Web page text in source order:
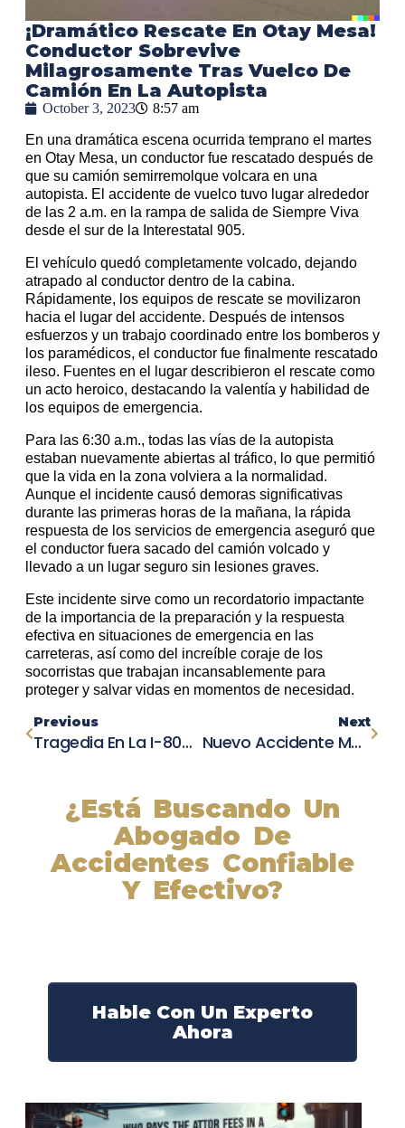
¡Dramático Rescate En Otay Mesa!
Conductor Sobrevive
Milagrosamente Tras Vuelco De
Camión En La Autopista
October 3, 2023 8:57 am
En una dramática escena ocurrida temprano el martes
en Otay Mesa, un conductor fue rescatado después de
que su camión semirremolque volcara en una
autopista. El accidente de vuelco tuvo lugar alrededor
de las 2 a.m. en la rampa de salida de Siempre Viva
desde el sur de la Interestatal 905.
El vehículo quedó completamente volcado, dejando
atrapado al conductor dentro de la cabina.
Rápidamente, los equipos de rescate se movilizaron
hacia el lugar del accidente. Después de intensos
esfuerzos y un trabajo coordinado entre los bomberos y
los paramédicos, el conductor fue finalmente rescatado
ileso. Fuentes en el lugar describieron el rescate como
un acto heroico, destacando la valentía y habilidad de
los equipos de emergencia.
Para las 6:30 a.m., todas las vías de la autopista
estaban nuevamente abiertas al tráfico, lo que permitió
que la vida en la zona volviera a la normalidad.
Aunque el incidente causó demoras significativas
durante las primeras horas de la mañana, la rápida
respuesta de los servicios de emergencia aseguró que
el conductor fuera sacado del camión volcado y
llevado a un lugar seguro sin lesiones graves.
Este incidente sirve como un recordatorio impactante
de la importancia de la preparación y la respuesta
efectiva en situaciones de emergencia en las
carreteras, así como del increíble coraje de los
socorristas que trabajan incansablemente para
proteger y salvar vidas en momentos de necesidad.
Previous
Tragedia En La I-805: Accidente Mortal Provoca Cierre Temporal Del Conector A La Ruta 15
Next
Nuevo Accidente Mortal En Newport Beach: Una Persona Fallecida Y Un Herido Grave
¿Está Buscando Un
Abogado De
Accidentes Confiable
Y Efectivo?
Hable Con Un Experto
Ahora